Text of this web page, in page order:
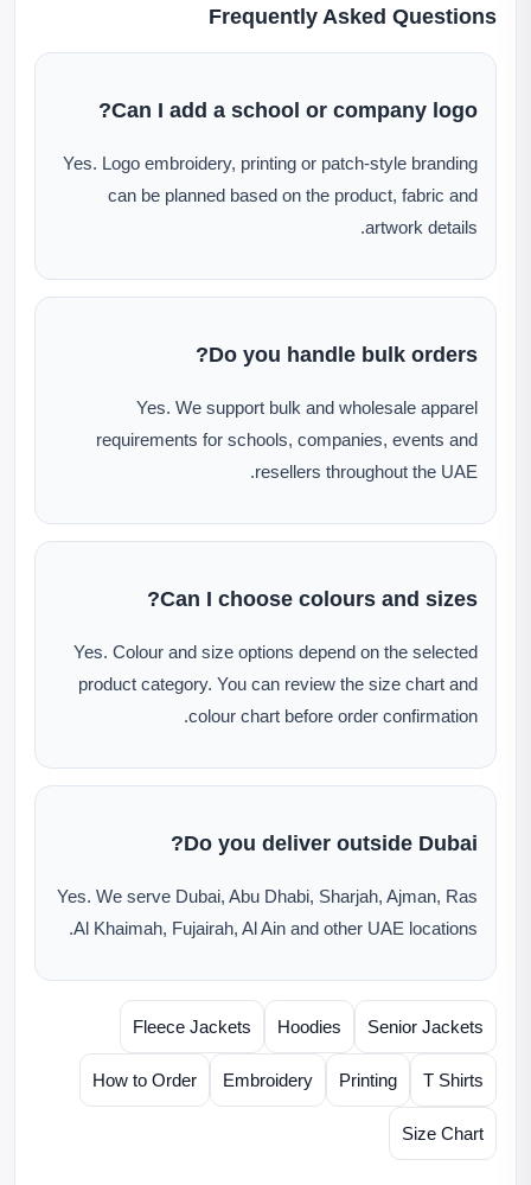
Frequently Asked Questions
Can I add a school or company logo?
Yes. Logo embroidery, printing or patch-style branding
can be planned based on the product, fabric and
artwork details.
Do you handle bulk orders?
Yes. We support bulk and wholesale apparel
requirements for schools, companies, events and
resellers throughout the UAE.
Can I choose colours and sizes?
Yes. Colour and size options depend on the selected
product category. You can review the size chart and
colour chart before order confirmation.
Do you deliver outside Dubai?
Yes. We serve Dubai, Abu Dhabi, Sharjah, Ajman, Ras
Al Khaimah, Fujairah, Al Ain and other UAE locations.
Senior Jackets
Hoodies
Fleece Jackets
T Shirts
Printing
Embroidery
How to Order
Size Chart